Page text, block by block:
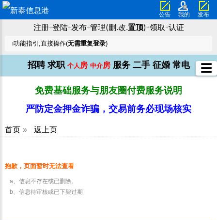
公告 我的 发布
注册➜登陆➜发布➜管理(删.改.置顶) ➜领取 ➜认证
ℹ️功能指引,直接操作(无需重复登录)
招聘 求职 个人 房 中介房 服务 二手 征婚 常电
免费基础服务与朋友圈付费服务说明
严防定金押金诈骗，交易前务必现场核实
首页 » 返上页
抱歉，页面暂时无法查看
a、信息不存在或已删除。
b、信息待审核或已下架过期
☰